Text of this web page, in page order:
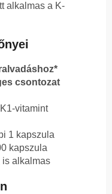
alkalmas a K-
csontozat
vitamint
1 kapszula
kapszula
is alkalmas